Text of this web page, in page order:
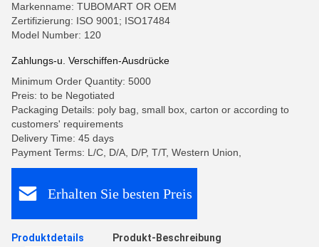
Markenname: TUBOMART OR OEM
Zertifizierung: ISO 9001; ISO17484
Model Number: 120
Zahlungs-u. Verschiffen-Ausdrücke
Minimum Order Quantity: 5000
Preis: to be Negotiated
Packaging Details: poly bag, small box, carton or according to
customers' requirements
Delivery Time: 45 days
Payment Terms: L/C, D/A, D/P, T/T, Western Union,
Erhalten Sie besten Preis
Produktdetails Produkt-Beschreibung